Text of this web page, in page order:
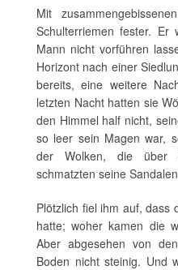
Mit
Schulterriemen fester.
Mann nicht vorführen
Horizont nach einer
bereits, eine weitere
letzten Nacht hatten sie
den Himmel half nicht,
so leer sein Magen war,
der Wolken, die über
schmatzten seine
Plötzlich fiel ihm auf, dass
hatte; woher kamen die
Aber abgesehen von
Boden nicht steinig. Und